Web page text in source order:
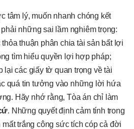
tâm lý, muốn nhanh chóng kết
những sai lầm nghiêm trọng:
thuận phân chia tài sản bất lợi
tìm hiểu quyền lợi hợp pháp;
lại các giấy tờ quan trọng về tài
quá tin tưởng vào những lời hứa
Hãy nhớ rằng, Tòa án chỉ làm
. Những quyết định cảm tính trong
mất trắng công sức tích cóp cả đời